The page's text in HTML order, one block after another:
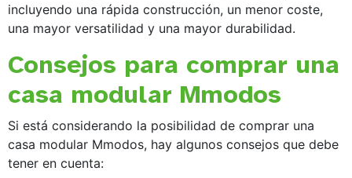
incluyendo una rápida construcción, un menor coste,
una mayor versatilidad y una mayor durabilidad.
Consejos para comprar una
casa modular Mmodos
Si está considerando la posibilidad de comprar una
casa modular Mmodos, hay algunos consejos que debe
tener en cuenta: